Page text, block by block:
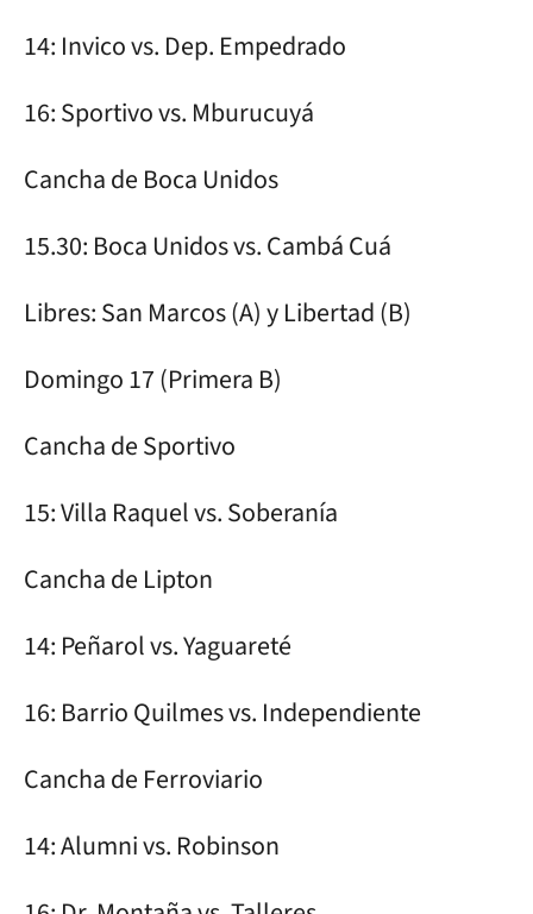
14: Invico vs. Dep. Empedrado
16: Sportivo vs. Mburucuyá
Cancha de Boca Unidos
15.30: Boca Unidos vs. Cambá Cuá
Libres: San Marcos (A) y Libertad (B)
Domingo 17 (Primera B)
Cancha de Sportivo
15: Villa Raquel vs. Soberanía
Cancha de Lipton
14: Peñarol vs. Yaguareté
16: Barrio Quilmes vs. Independiente
Cancha de Ferroviario
14: Alumni vs. Robinson